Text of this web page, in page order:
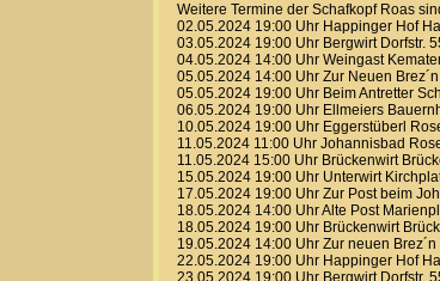
Weitere Termine der Schafkopf Roas
02.05.2024 19:00 Uhr Happinger Hof
03.05.2024 19:00 Uhr Bergwirt Dorfstr.
04.05.2024 14:00 Uhr Weingast
05.05.2024 14:00 Uhr Zur Neuen
05.05.2024 19:00 Uhr Beim Antretter
06.05.2024 19:00 Uhr Ellmeiers
10.05.2024 19:00 Uhr Eggerstüberl
11.05.2024 11:00 Uhr Johannisbad
11.05.2024 15:00 Uhr Brückenwirt
15.05.2024 19:00 Uhr Unterwirt
17.05.2024 19:00 Uhr Zur Post beim
18.05.2024 14:00 Uhr Alte Post
18.05.2024 19:00 Uhr Brückenwirt
19.05.2024 14:00 Uhr Zur neuen
22.05.2024 19:00 Uhr Happinger Hof
23.05.2024 19:00 Uhr Bergwirt Dorfstr.